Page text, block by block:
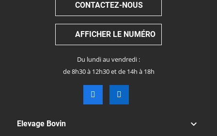
CONTACTEZ-NOUS
AFFICHER LE NUMÉRO
Du lundi au vendredi :
de 8h30 à 12h30 et de 14h à 18h
Elevage Bovin 